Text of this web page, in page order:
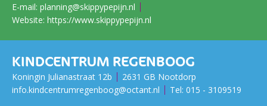
E-mail: planning@skippypepijn.nl
Website: https://www.skippypepijn.nl
KINDCENTRUM REGENBOOG
Koningin Julianastraat 12b
2631 GB Nootdorp
info.kindcentrumregenboog@octant.nl
Tel: 015 - ​​​​​​​3109519